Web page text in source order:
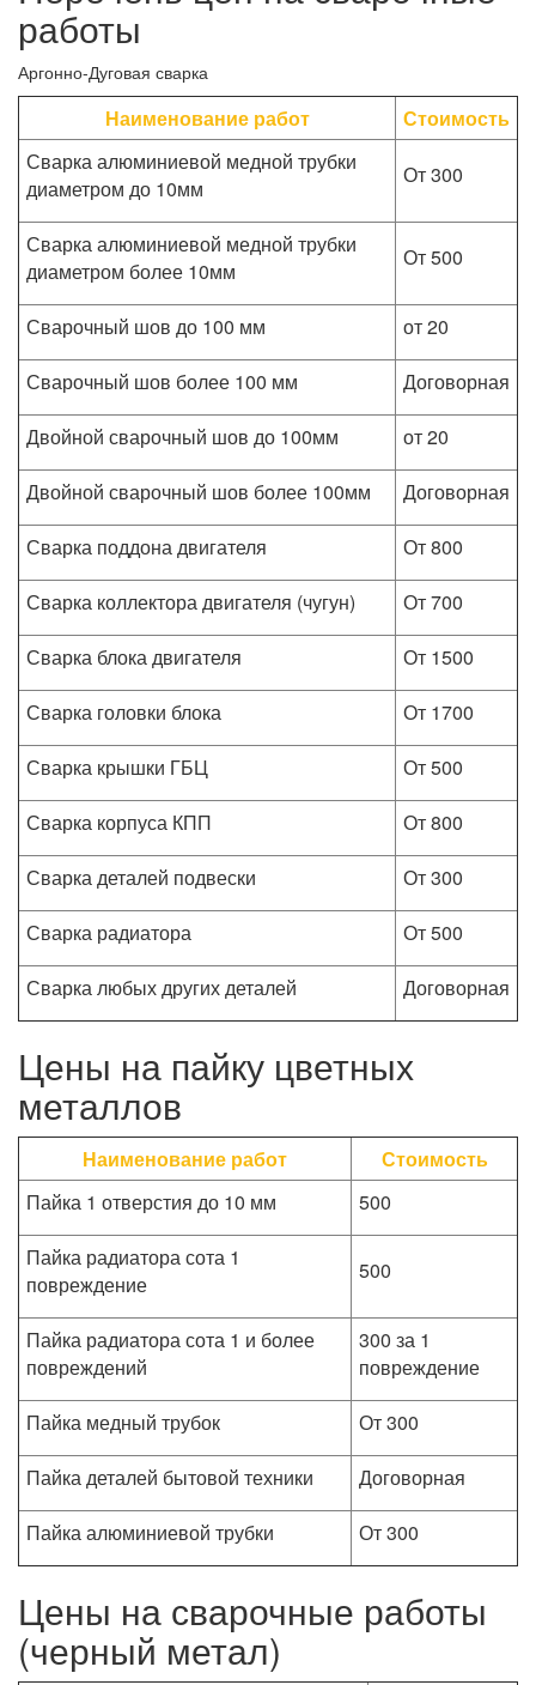
работы
Аргонно-Дуговая сварка
Наименование работ
Стоимость
Сварка алюминиевой медной трубки
диаметром до 10мм
От 300
Сварка алюминиевой медной трубки
диаметром более 10мм
От 500
Сварочный шов до 100 мм
от 20
Сварочный шов более 100 мм
Договорная
Двойной сварочный шов до 100мм
от 20
Двойной сварочный шов более 100мм
Договорная
Сварка поддона двигателя
От 800
Сварка коллектора двигателя (чугун)
От 700
Сварка блока двигателя
От 1500
Сварка головки блока
От 1700
Сварка крышки ГБЦ
От 500
Сварка корпуса КПП
От 800
Сварка деталей подвески
От 300
Сварка радиатора
От 500
Сварка любых других деталей
Договорная
Цены на пайку цветных
металлов
Наименование работ
Стоимость
Пайка 1 отверстия до 10 мм
500
Пайка радиатора сота 1
повреждение
500
Пайка радиатора сота 1 и более
повреждений
300 за 1
повреждение
Пайка медный трубок
От 300
Пайка деталей бытовой техники
Договорная
Пайка алюминиевой трубки
От 300
Цены на сварочные работы
(черный метал)